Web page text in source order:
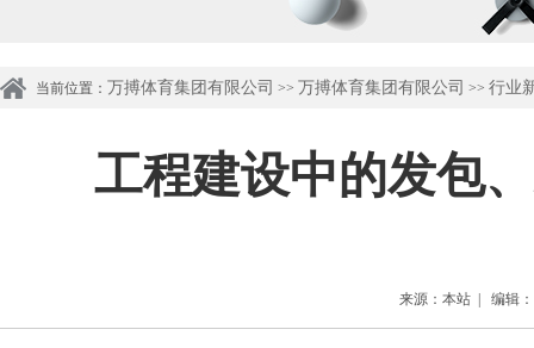
当前位置： 万搏体育集团有限公司 >> 万搏体育集团有限公司 >> 行业
工程建设中的发包
来源：本站 | 编辑